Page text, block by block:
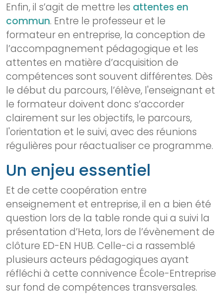
Enfin, il s’agit de mettre les attentes en
commun. Entre le professeur et le
formateur en entreprise, la conception de
l’accompagnement pédagogique et les
attentes en matière d’acquisition de
compétences sont souvent différentes. Dès
le début du parcours, l’élève, l'enseignant et
le formateur doivent donc s’accorder
clairement sur les objectifs, le parcours,
l'orientation et le suivi, avec des réunions
régulières pour réactualiser ce programme.
Un enjeu essentiel
Et de cette coopération entre
enseignement et entreprise, il en a bien été
question lors de la table ronde qui a suivi la
présentation d’Heta, lors de l’évènement de
clôture ED-EN HUB. Celle-ci a rassemblé
plusieurs acteurs pédagogiques ayant
réfléchi à cette connivence École-Entreprise
sur fond de compétences transversales.